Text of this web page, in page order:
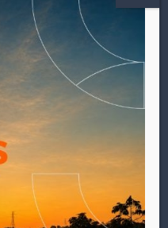
de 2005 em
jornal impresso semanal,
Durante 15 anos, foram
os acontecimentos
e região. Fiel a sua
incessante da
com o característico "avião
do
comunicação com o
06 de dezembro de 2019
jornal, que desde então